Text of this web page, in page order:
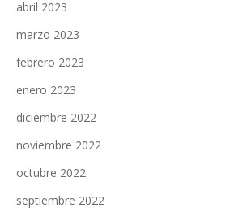
abril 2023
marzo 2023
febrero 2023
enero 2023
diciembre 2022
noviembre 2022
octubre 2022
septiembre 2022